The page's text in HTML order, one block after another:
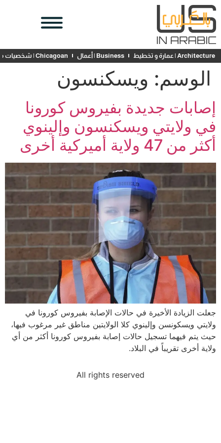
Architecture | عمارة و تخطيط Business | أعمال Chicagoan | شخصيات محلية
الوسم: ويسكنسون
إصابات جديدة بفيروس كورونا
في ولايتي ويسكنسون وإلينوي
أكثر من 47 ولاية أميركية أخرى
جعلت الزيادة الأخيرة في حالات الإصابة بفيروس كورونا في
ولايتي ويسكونسن وإلينوي كلا الولايتين مناطق غير مرغوب فيها،
حيث يتم فيهما تسجيل حالات إصابة بفيروس كورونا أكثر من أي
ولاية أخرى تقريباً في البلاد.
All rights reserved